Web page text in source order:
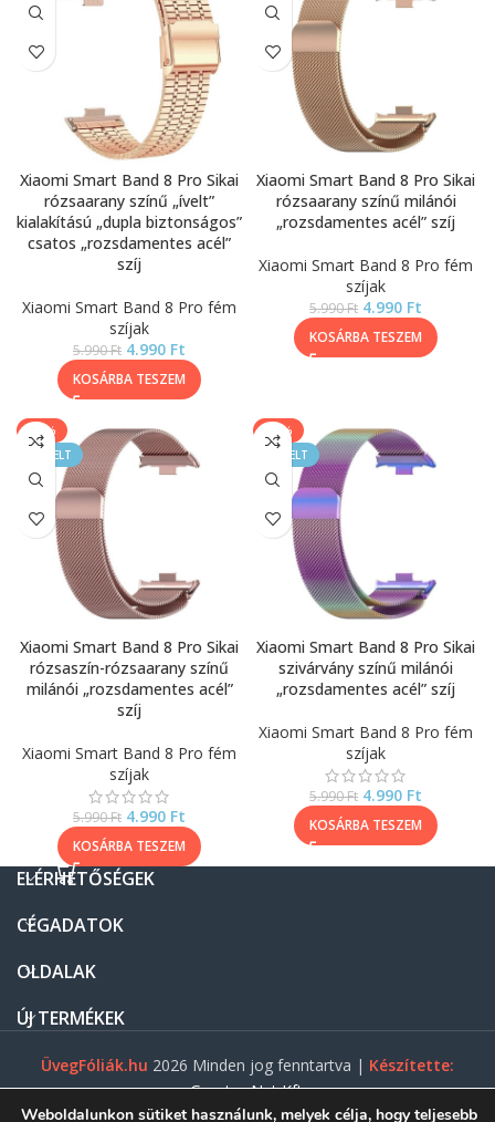
Xiaomi Smart Band 8 Pro Sikai
rózsaarany színű „ívelt”
kialakítású „dupla biztonságos”
csatos „rozsdamentes acél”
szíj
Xiaomi Smart Band 8 Pro fém
szíjak
5.990Ft 4.990 Ft
KOSÁRBA TESZEM
Xiaomi Smart Band 8 Pro Sikai
rózsaarany színű milánói
„rozsdamentes acél” szíj
Xiaomi Smart Band 8 Pro fém
szíjak
5.990Ft 4.990 Ft
KOSÁRBA TESZEM
-17%
KIEMELT
Xiaomi Smart Band 8 Pro Sikai
rózsaszín-rózsaarany színű
milánói „rozsdamentes acél”
szíj
Xiaomi Smart Band 8 Pro fém
szíjak
5.990Ft 4.990 Ft
KOSÁRBA TESZEM
-17%
KIEMELT
Xiaomi Smart Band 8 Pro Sikai
szivárvány színű milánói
„rozsdamentes acél” szíj
Xiaomi Smart Band 8 Pro fém
szíjak
5.990Ft 4.990 Ft
KOSÁRBA TESZEM
ELÉRHETŐSÉGEK
CÉGADATOK
OLDALAK
ÚJ TERMÉKEK
ÜvegFóliák.hu 2026 Minden jog fenntartva | Készítette:
Gasztro Net Kft.
Weboldalunkon sütiket használunk, melyek célja, hogy teljesebb